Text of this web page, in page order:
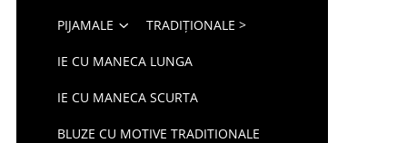
PIJAMALE TRADIȚIONALE >
IE CU MANECA LUNGA
IE CU MANECA SCURTA
BLUZE CU MOTIVE TRADITIONALE